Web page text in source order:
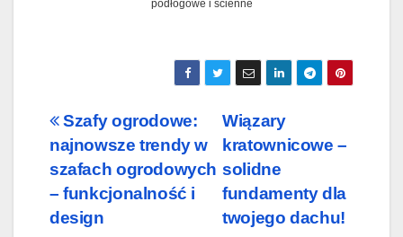
podłogowe i ścienne
Nawigacja
wpisu
Wiązary
kratownicowe –
solidne
fundamenty dla
twojego dachu!
Szafy ogrodowe:
najnowsze trendy w
szafach ogrodowych
– funkcjonalność i
design